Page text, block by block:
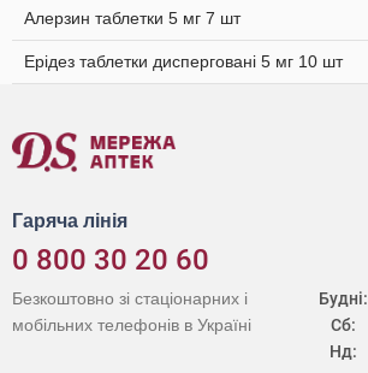
Алерзин таблетки 5 мг 7 шт
Ерідез таблетки дисперговані 5 мг 10 шт
Гаряча лінія
0 800 30 20 60
Будні:
Сб:
Нд:
Безкоштовно зі стаціонарних і
мобільних телефонів в Україні